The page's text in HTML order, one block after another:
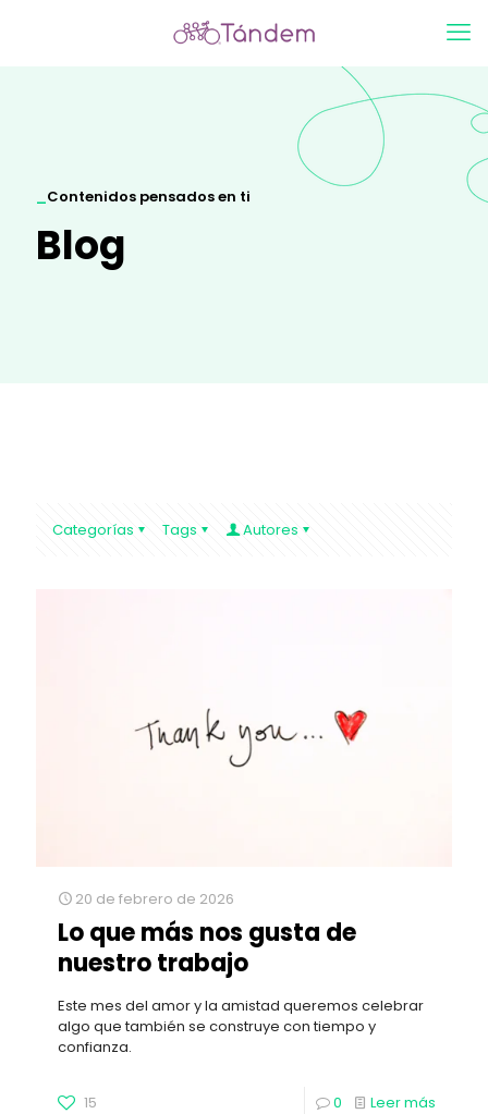
_Contenidos pensados en ti
Blog
Categorías Tags Autores
20 de febrero de 2026
Lo que más nos gusta de
nuestro trabajo
Este mes del amor y la amistad queremos celebrar
algo que también se construye con tiempo y
confianza.
15 0 Leer más